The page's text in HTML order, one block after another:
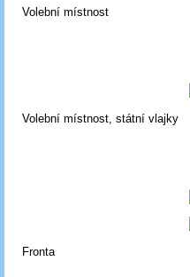
Volební místnost
Volební místnost, státní vlajky
Fronta